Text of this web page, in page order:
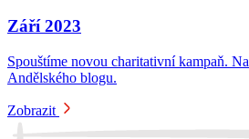
Září 2023
Spouštíme novou charitativní kampaň.
Andělského blogu.
Zobrazit